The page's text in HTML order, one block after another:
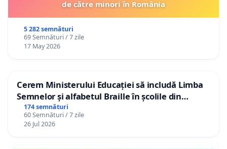
de către minori în România
5 282 semnături
69 Semnături / 7 zile
17 May 2026
Cerem Ministerului Educației să includă Limba
Semnelor și alfabetul Braille în școlile din
Republica Moldova!
174 semnături
60 Semnături / 7 zile
26 Jul 2026